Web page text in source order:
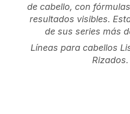
de cabello, con
resultados visibles.
de sus series más
Líneas para cabellos
Rizados.